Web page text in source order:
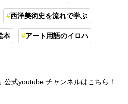
西洋美術史を流れで学ぶ
本 アート用語のイロハ